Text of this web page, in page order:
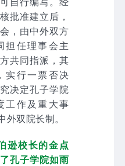
自行编写。经
批准建立后，
，由中外双方
担任理事会主
共同指派，其
实行一票否决
决定孔子学院
工作及重大事
外双院长制。
逊校长的金点
孔子学院如雨